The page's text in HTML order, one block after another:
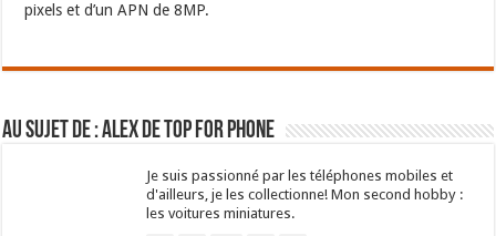
pixels et d’un APN de 8MP.
Au sujet de : Alex de Top For Phone
Je suis passionné par les téléphones mobiles et
d'ailleurs, je les collectionne! Mon second hobby :
les voitures miniatures.